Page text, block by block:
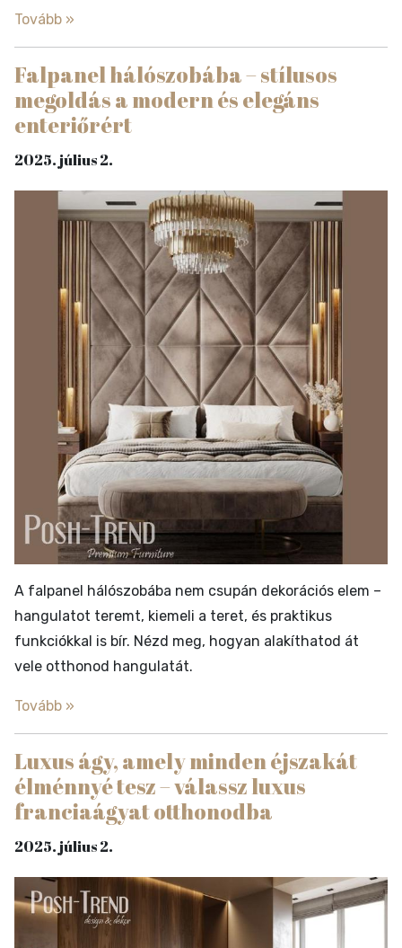
Tovább »
Falpanel hálószobába – stílusos
megoldás a modern és elegáns
enteriőrért
2025. július 2.
A falpanel hálószobába nem csupán dekorációs elem –
hangulatot teremt, kiemeli a teret, és praktikus
funkciókkal is bír. Nézd meg, hogyan alakíthatod át
vele otthonod hangulatát.
Tovább »
Luxus ágy, amely minden éjszakát
élménnyé tesz – válassz luxus
franciaágyat otthonodba
2025. július 2.